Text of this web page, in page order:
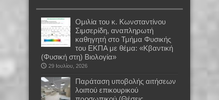
Oμιλία του κ. Κωνσταντίνου
Σιμσερίδη, αναπληρωτή
καθηγητή στο Τμήμα Φυσικής
του ΕΚΠΑ με θέμα: «Κβαντική
(Φυσική στη) Βιολογία»
29 Ιουλίου, 2026
Παράταση υποβολής αιτήσεων
λοιπού επικουρικού